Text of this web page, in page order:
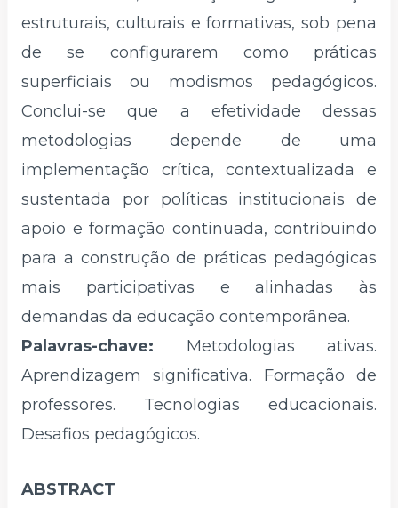
estruturais, culturais e formativas, sob pena
de se configurarem como práticas
superficiais ou modismos pedagógicos.
Conclui-se que a efetividade dessas
metodologias depende de uma
implementação crítica, contextualizada e
sustentada por políticas institucionais de
apoio e formação continuada, contribuindo
para a construção de práticas pedagógicas
mais participativas e alinhadas às
demandas da educação contemporânea.
Palavras-chave: Metodologias ativas.
Aprendizagem significativa. Formação de
professores. Tecnologias educacionais.
Desafios pedagógicos.
ABSTRACT